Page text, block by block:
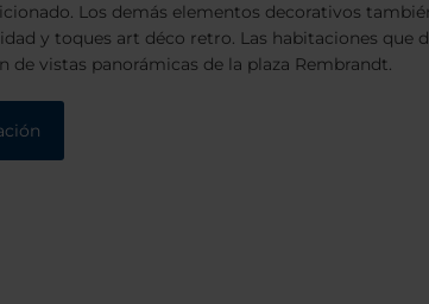
Los demás elementos decorativos
y toques art déco retro. Las habitaciones que
de vistas panorámicas de la plaza Rembrandt.